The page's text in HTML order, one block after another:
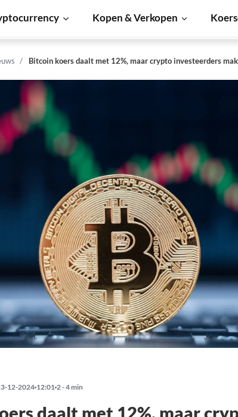
Kopen & Verkopen
Bitcoin koers daalt met 12%, maar crypto investeerders
12-2024 12:01 2 - 4 min
daalt met 12%, maar